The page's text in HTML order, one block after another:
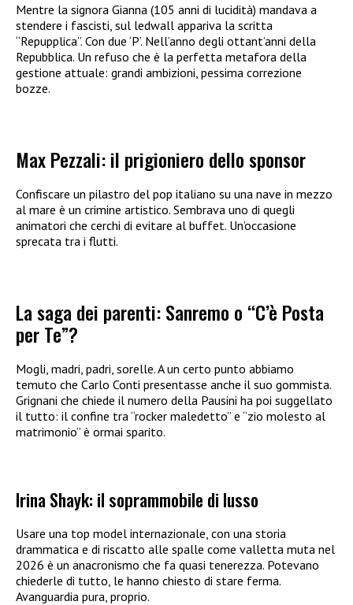
Mentre la signora Gianna (105 anni di lucidità) mandava a
stendere i fascisti, sul ledwall appariva la scritta
“Repupplica”. Con due ‘P’. Nell’anno degli ottant’anni della
Repubblica. Un refuso che è la perfetta metafora della
gestione attuale: grandi ambizioni, pessima correzione
bozze.
Max Pezzali: il prigioniero dello sponsor
Confiscare un pilastro del pop italiano su una nave in mezzo
al mare è un crimine artistico. Sembrava uno di quegli
animatori che cerchi di evitare al buffet. Un’occasione
sprecata tra i flutti.
La saga dei parenti: Sanremo o “C’è Posta
per Te”?
Mogli, madri, padri, sorelle. A un certo punto abbiamo
temuto che Carlo Conti presentasse anche il suo gommista.
Grignani che chiede il numero della Pausini ha poi suggellato
il tutto: il confine tra “rocker maledetto” e “zio molesto al
matrimonio” è ormai sparito.
Irina Shayk: il soprammobile di lusso
Usare una top model internazionale, con una storia
drammatica e di riscatto alle spalle come valletta muta nel
2026 è un anacronismo che fa quasi tenerezza. Potevano
chiederle di tutto, le hanno chiesto di stare ferma.
Avanguardia pura, proprio.